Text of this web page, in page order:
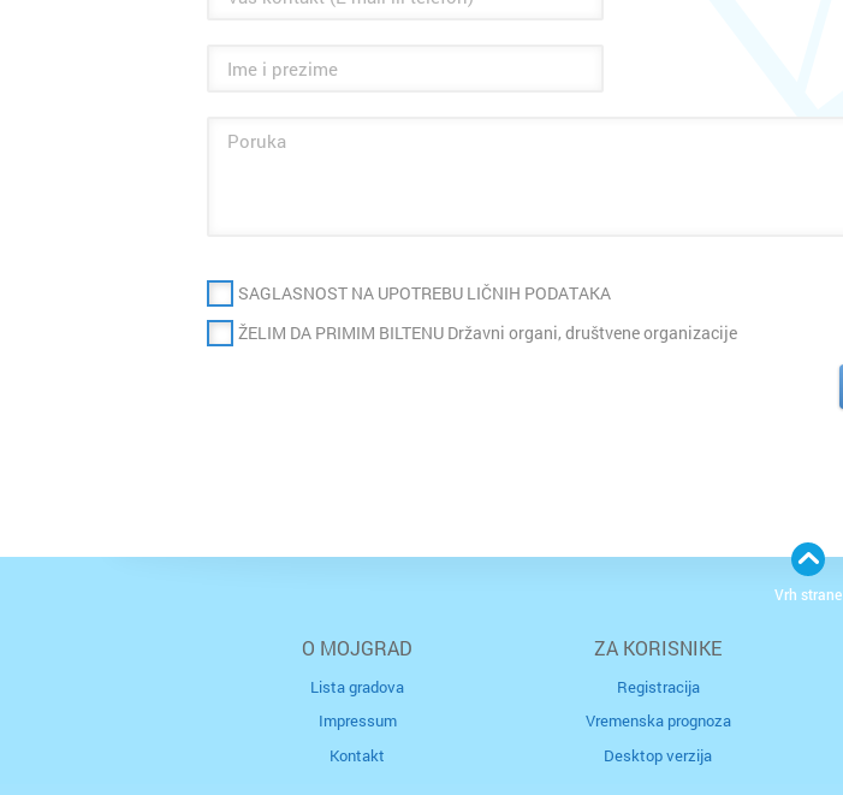
SAGLASNOST NA UPOTREBU LIČNIH PODATAKA
ŽELIM DA PRIMIM BILTENU Državni organi, društvene organizacije
O MOJGRAD
Lista gradova
Impressum
Kontakt
ZA KORISNIKE
Registracija
Vremenska prognoza
Desktop verzija
Vrh strane